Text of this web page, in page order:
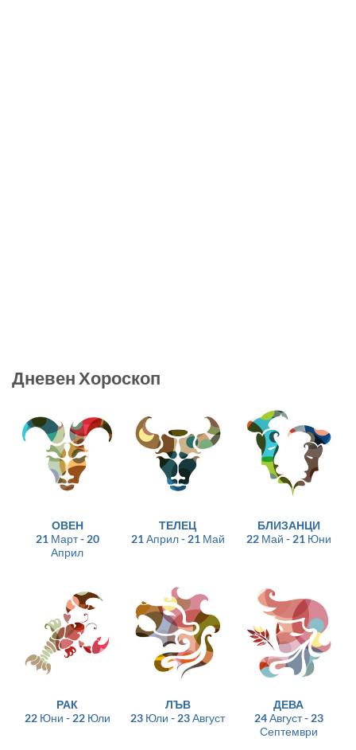
Дневен Хороскоп
ОВЕН
21 Март - 20
Април
ТЕЛЕЦ
21 Април - 21 Май
БЛИЗАНЦИ
22 Май - 21 Юни
РАК
22 Юни - 22 Юли
ЛЪВ
23 Юли - 23 Август
ДЕВА
24 Август - 23
Септември